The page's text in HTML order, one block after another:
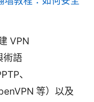
VPN
術語
、
等）以及